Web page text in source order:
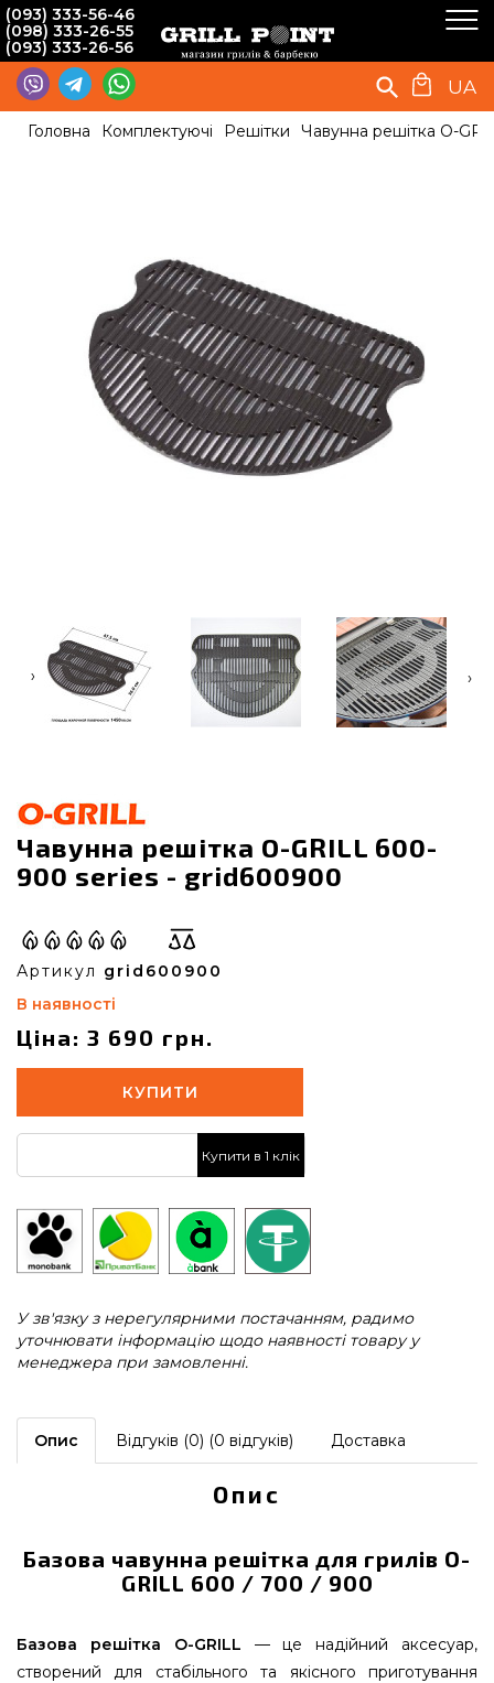
(093) 333-56-46
(098) 333-26-55
(093) 333-26-56
UA
Головна Комплектуючі Решітки Чавунна решітка O-
‹ ›
Чавунна решітка O-GRILL 600-
900 series - grid600900
Артикул grid600900
В наявності
Ціна: 3 690 грн.
КУПИТИ
Купити в 1 клік
У зв'язку з нерегулярними постачанням, радимо
уточнювати інформацію щодо наявності товару у
менеджера при замовленні.
Опис Відгуків (0) (0 відгуків) Доставка
Опис
Базова чавунна решітка для грилів O-
GRILL 600 / 700 / 900
Базова решітка O-GRILL — це надійний аксесуар,
створений для стабільного та якісного приготування